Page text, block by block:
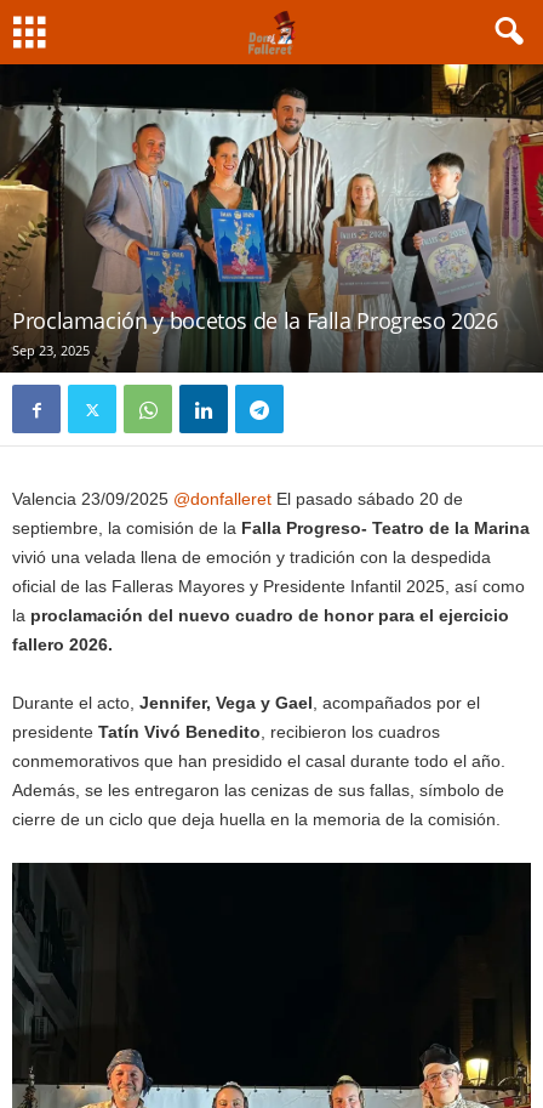
Proclamación y bocetos de la Falla Progreso 2026
Sep 23, 2025
Valencia 23/09/2025 @donfalleret El pasado sábado 20 de
septiembre, la comisión de la Falla Progreso- Teatro de la Marina
vivió una velada llena de emoción y tradición con la despedida
oficial de las Falleras Mayores y Presidente Infantil 2025, así como
la proclamación del nuevo cuadro de honor para el ejercicio
fallero 2026.
Durante el acto, Jennifer, Vega y Gael, acompañados por el
presidente Tatín Vivó Benedito, recibieron los cuadros
conmemorativos que han presidido el casal durante todo el año.
Además, se les entregaron las cenizas de sus fallas, símbolo de
cierre de un ciclo que deja huella en la memoria de la comisión.